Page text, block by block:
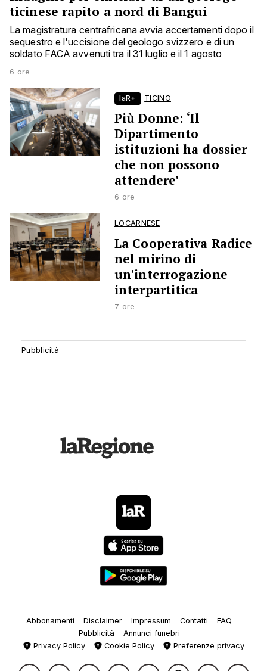
ticinese rapito a nord di Bangui
La magistratura centrafricana avvia accertamenti dopo il
sequestro e l'uccisione del geologo svizzero e di un
soldato FACA avvenuti tra il 31 luglio e il 1 agosto
6 ore
laR+ TICINO
Più Donne: ‘Il
Dipartimento
istituzioni ha dossier
che non possono
attendere’
6 ore
LOCARNESE
La Cooperativa Radice
nel mirino di
un'interrogazione
interpartitica
7 ore
Abbonamenti Disclaimer Impressum Contatti
FAQ
Pubblicità
Annunci funebri
Privacy Policy
Cookie Policy Preferenze privacy